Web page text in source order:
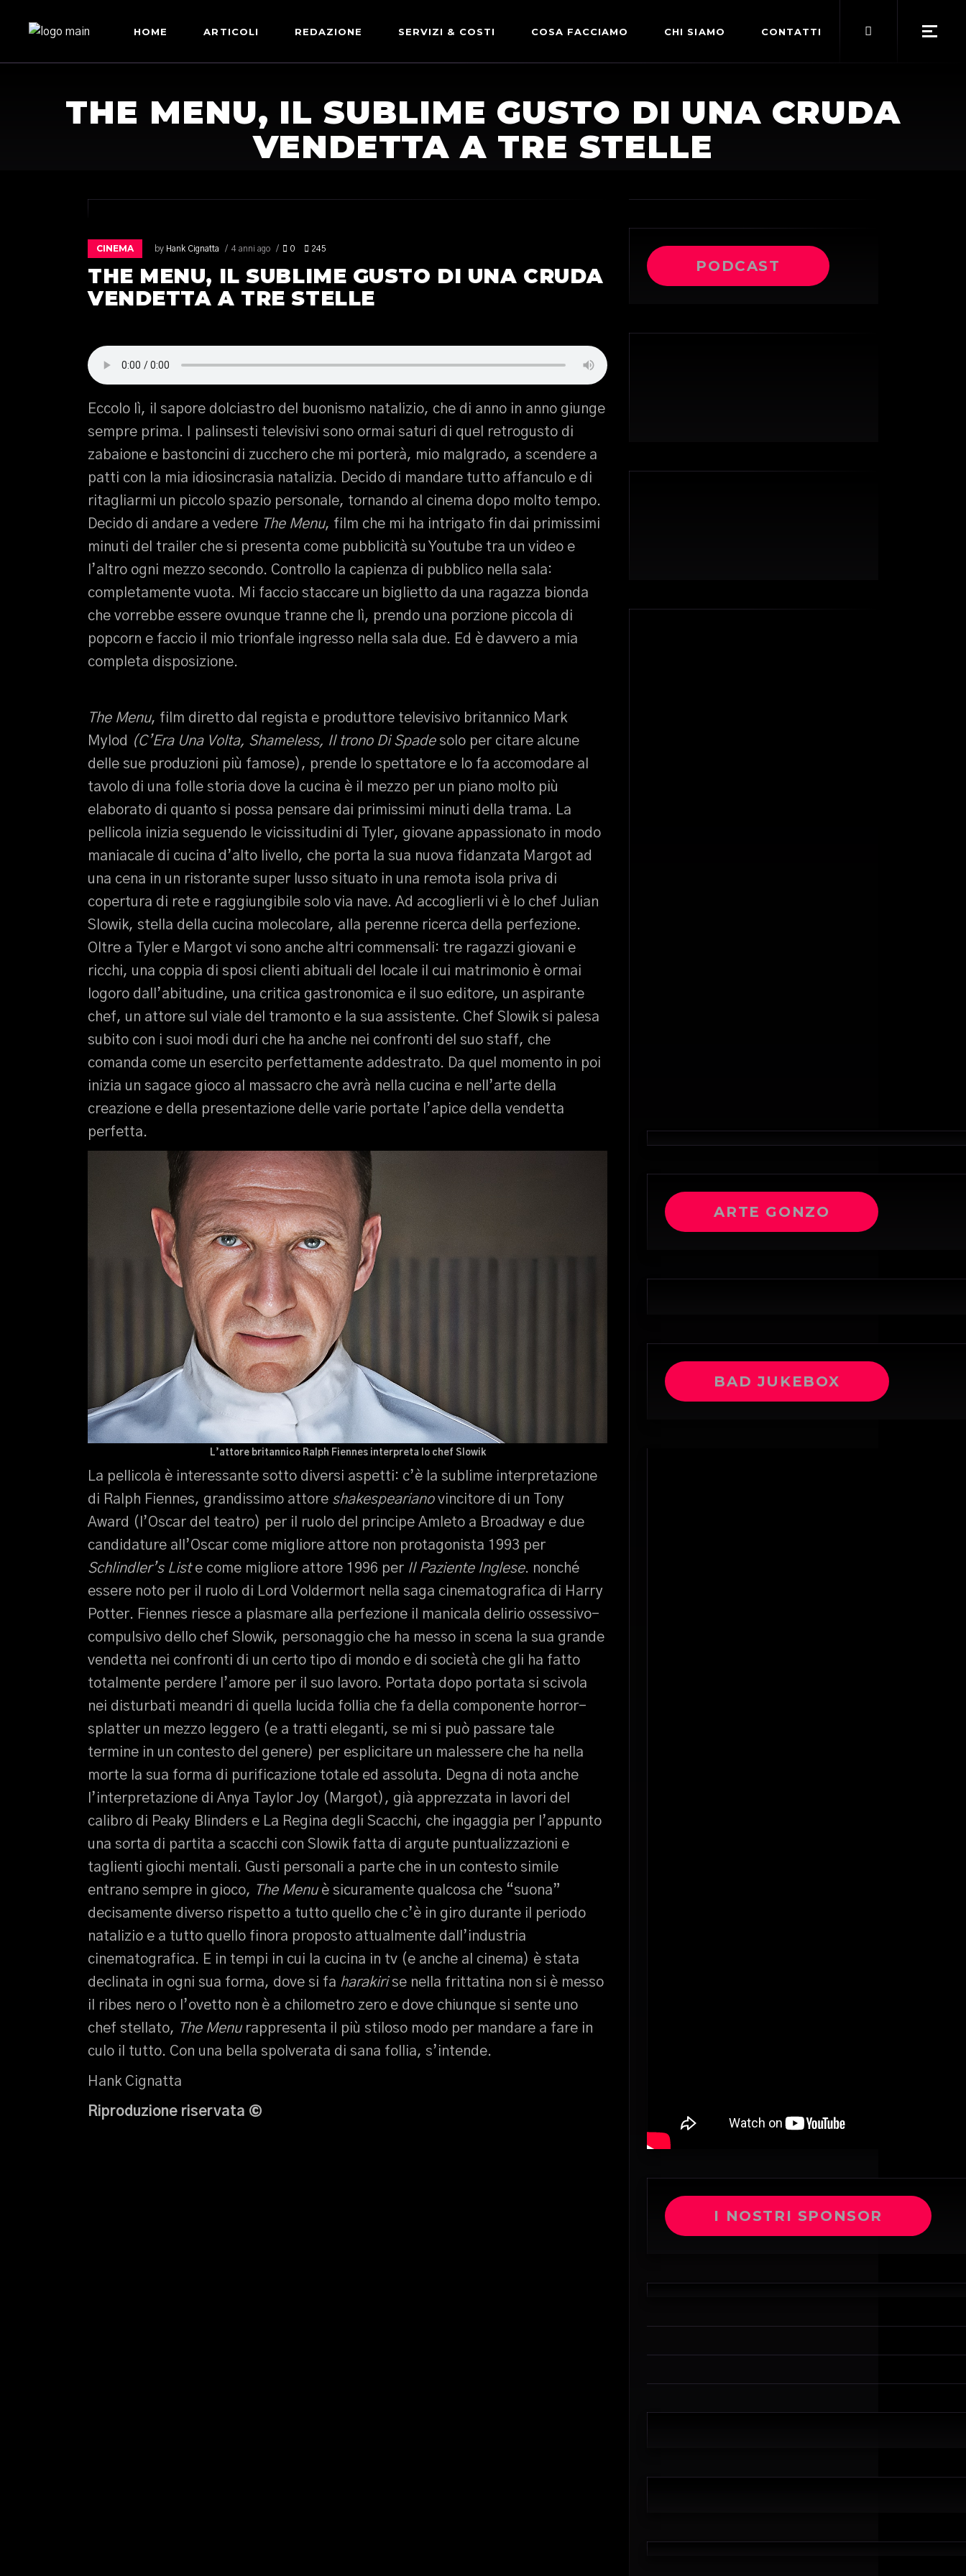
HOME ARTICOLI REDAZIONE SERVIZI & COSTI
LE NOSTRE PARTNERSHIP
COMUNICAZIONE EXPRESS
COSA FACCIAMO CHI SIAMO
TERMINI DI SERVIZIO
CONTATTI
THE MENU, IL SUBLIME GUSTO DI UNA CRUDA
VENDETTA A TRE STELLE
CINEMA by Hank Cignatta 4 anni ago 0 245
THE MENU, IL SUBLIME GUSTO DI UNA CRUDA
VENDETTA A TRE STELLE
Eccolo lì, il sapore dolciastro del buonismo natalizio, che di anno in anno giunge
sempre prima. I palinsesti televisivi sono ormai saturi di quel retrogusto di
zabaione e bastoncini di zucchero che mi porterà, mio malgrado, a scendere a
patti con la mia idiosincrasia natalizia. Decido di mandare tutto affanculo e di
ritagliarmi un piccolo spazio personale, tornando al cinema dopo molto tempo.
Decido di andare a vedere The Menu, film che mi ha intrigato fin dai primissimi
minuti del trailer che si presenta come pubblicità su Youtube tra un video e
l’altro ogni mezzo secondo. Controllo la capienza di pubblico nella sala:
completamente vuota. Mi faccio staccare un biglietto da una ragazza bionda
che vorrebbe essere ovunque tranne che lì, prendo una porzione piccola di
popcorn e faccio il mio trionfale ingresso nella sala due. Ed è davvero a mia
completa disposizione.
The Menu, film diretto dal regista e produttore televisivo britannico Mark
Mylod (C’Era Una Volta, Shameless, Il trono Di Spadesolo per citare alcune
delle sue produzioni più famose), prende lo spettatore e lo fa accomodare al
tavolo di una folle storia dove la cucina è il mezzo per un piano molto più
elaborato di quanto si possa pensare dai primissimi minuti della trama. La
pellicola inizia seguendo le vicissitudini di Tyler, giovane appassionato in modo
maniacale di cucina d’alto livello, che porta la sua nuova fidanzata Margot ad
una cena in un ristorante super lusso situato in una remota isola priva di
copertura di rete e raggiungibile solo via nave. Ad accoglierli vi è lo chef Julian
Slowik, stella della cucina molecolare, alla perenne ricerca della perfezione.
Oltre a Tyler e Margot vi sono anche altri commensali: tre ragazzi giovani e
ricchi, una coppia di sposi clienti abituali del locale il cui matrimonio è ormai
logoro dall’abitudine, una critica gastronomica e il suo editore, un aspirante
chef, un attore sul viale del tramonto e la sua assistente. Chef Slowik si palesa
subito con i suoi modi duri che ha anche nei confronti del suo staff, che
comanda come un esercito perfettamente addestrato. Da quel momento in poi
inizia un sagace gioco al massacro che avrà nella cucina e nell’arte della
creazione e della presentazione delle varie portate l’apice della vendetta
perfetta.
L’attore britannico Ralph Fiennes interpreta lo chef Slowik
La pellicola è interessante sotto diversi aspetti: c’è la sublime interpretazione
di Ralph Fiennes, grandissimo attore shakespeariano vincitore di un Tony
Award (l’Oscar del teatro) per il ruolo del principe Amleto a Broadway e due
candidature all’Oscar come migliore attore non protagonista 1993 per
Schlindler’s Liste come migliore attore 1996 per Il Paziente Inglese. nonché
essere noto per il ruolo di Lord Voldermort nella saga cinematografica di Harry
Potter. Fiennes riesce a plasmare alla perfezione il manicala delirio ossessivo-
compulsivo dello chef Slowik, personaggio che ha messo in scena la sua grande
vendetta nei confronti di un certo tipo di mondo e di società che gli ha fatto
totalmente perdere l’amore per il suo lavoro. Portata dopo portata si scivola
nei disturbati meandri di quella lucida follia che fa della componente horror-
splatter un mezzo leggero (e a tratti eleganti, se mi si può passare tale
termine in un contesto del genere) per esplicitare un malessere che ha nella
morte la sua forma di purificazione totale ed assoluta. Degna di nota anche
l’interpretazione di Anya Taylor Joy (Margot), già apprezzata in lavori del
calibro di Peaky Blinders e La Regina degli Scacchi, che ingaggia per l’appunto
una sorta di partita a scacchi con Slowik fatta di argute puntualizzazioni e
taglienti giochi mentali. Gusti personali a parte che in un contesto simile
entrano sempre in gioco, The Menuè sicuramente qualcosa che “suona”
decisamente diverso rispetto a tutto quello che c’è in giro durante il periodo
natalizio e a tutto quello finora proposto attualmente dall’industria
cinematografica. E in tempi in cui la cucina in tv (e anche al cinema) è stata
declinata in ogni sua forma, dove si fa harakirise nella frittatina non si è messo
il ribes nero o l’ovetto non è a chilometro zero e dove chiunque si sente uno
chef stellato, The Menurappresenta il più stiloso modo per mandare a fare in
culo il tutto. Con una bella spolverata di sana follia, s’intende.
Hank Cignatta
Riproduzione riservata ©
PODCAST
ARTE GONZO
BAD JUKEBOX
I NOSTRI SPONSOR